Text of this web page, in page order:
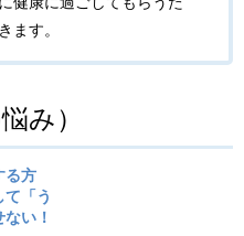
ます。
み）
る方
「う
い！